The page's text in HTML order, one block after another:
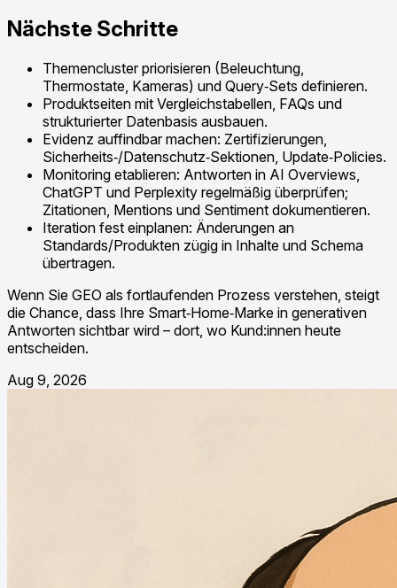
Nächste Schritte
Themencluster priorisieren (Beleuchtung,
Thermostate, Kameras) und Query‑Sets definieren.
Produktseiten mit Vergleichstabellen, FAQs und
strukturierter Datenbasis ausbauen.
Evidenz auffindbar machen: Zertifizierungen,
Sicherheits‑/Datenschutz‑Sektionen, Update‑Policies.
Monitoring etablieren: Antworten in AI Overviews,
ChatGPT und Perplexity regelmäßig überprüfen;
Zitationen, Mentions und Sentiment dokumentieren.
Iteration fest einplanen: Änderungen an
Standards/Produkten zügig in Inhalte und Schema
übertragen.
Wenn Sie GEO als fortlaufenden Prozess verstehen, steigt
die Chance, dass Ihre Smart‑Home‑Marke in generativen
Antworten sichtbar wird – dort, wo Kund:innen heute
entscheiden.
Aug 9, 2026